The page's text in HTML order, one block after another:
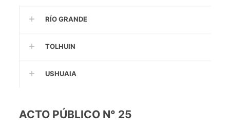
RÍO GRANDE
TOLHUIN
USHUAIA
ACTO PÚBLICO N° 25